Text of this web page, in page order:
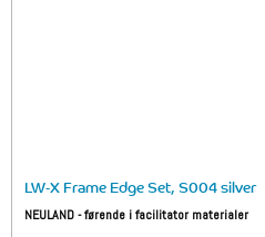
LW-X Frame Edge Set, S004 silver
NEULAND - førende i facilitator materialer